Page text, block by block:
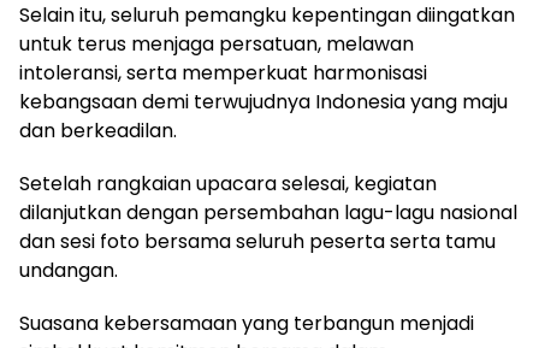
Selain itu, seluruh pemangku kepentingan diingatkan
untuk terus menjaga persatuan, melawan
intoleransi, serta memperkuat harmonisasi
kebangsaan demi terwujudnya Indonesia yang maju
dan berkeadilan.
Setelah rangkaian upacara selesai, kegiatan
dilanjutkan dengan persembahan lagu-lagu nasional
dan sesi foto bersama seluruh peserta serta tamu
undangan.
Suasana kebersamaan yang terbangun menjadi